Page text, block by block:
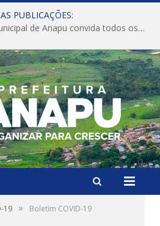
PUBLICAÇÕES:
CONVITE A Prefeitura Municipal de Anapu convida todos os servidores públicos municipais para participarem da Audiência Pública de discussão da Lei de Diretrizes Orçamentárias (LDO), importante instrumento de planejamento das ações e investimentos da Administração Pública para o próximo exercício financeiro.
19 »
Boletim COVID-19